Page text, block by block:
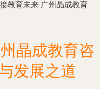
教育未来 广州晶成教育
晶成教育咨
发展之道